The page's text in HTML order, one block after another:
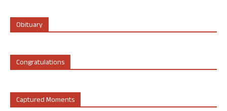
Obituary
Congratulations
Captured Moments